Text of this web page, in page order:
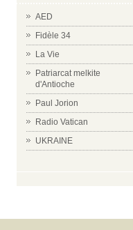
AED
Fidèle 34
La Vie
Patriarcat melkite
d'Antioche
Paul Jorion
Radio Vatican
UKRAINE